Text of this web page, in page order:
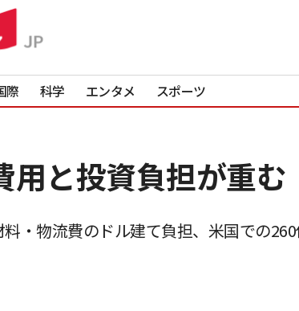
際 科学 エンタメ スポーツ
用と投資負担が重む
・物流費のドル建て負担、米国での